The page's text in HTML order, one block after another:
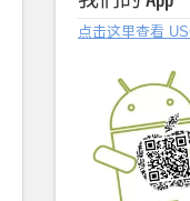
点击这里查看